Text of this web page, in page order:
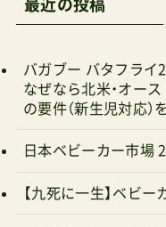
最近の投稿
バガブー バタフライ
なぜなら北米・オー
の要件（新生児対応
日本ベビーカー市場
【九死に一生】ベビ